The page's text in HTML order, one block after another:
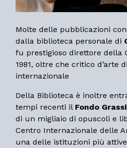
Molte delle pubblicazioni
dalla biblioteca personale di
fu prestigioso direttore della
1981, oltre che critico d’arte
internazionale
Della Biblioteca è inoltre
tempi recenti il Fondo Grassi
di un migliaio di opuscoli e
Centro Internazionale delle
una delle istituzioni più